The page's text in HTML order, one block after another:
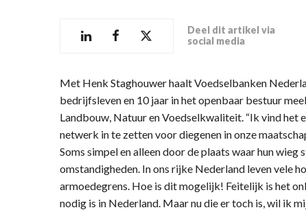
Deel dit artikel via
social media
Met Henk Staghouwer haalt Voedselbanken
bedrijfsleven en 10 jaar in het openbaar bestuur
Landbouw, Natuur en Voedselkwaliteit. “Ik vind het
netwerk in te zetten voor diegenen in onze
Soms simpel en alleen door de plaats waar hun
omstandigheden. In ons rijke Nederland leven vele
armoedegrens. Hoe is dit mogelijk! Feitelijk is het
nodig is in Nederland. Maar nu die er toch is, wil ik